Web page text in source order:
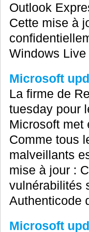
Outlook
Cette mise à
Windows
Microsoft
La firme de
tuesday pour
Microsoft met
Comme tous
malveillants
mise à jour :
vulnérabilités
Authenticode
Microsoft